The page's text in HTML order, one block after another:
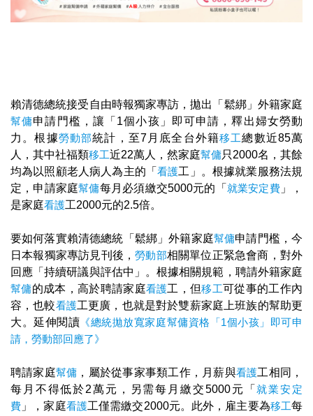
賴清德總統接受自由時報獨家專訪，拋出「鬆綁」外籍家庭
幫傭申請門檻，讓「1個小孩」即可申請，釋出婦女勞動
力。根據勞動部統計，至7月底全台外籍移工總數近85萬
人，其中社福類移工近22萬人，然家庭幫傭只2000名，其餘
均為以照顧老人病人為主的「看護工」。根據就業服務法規
定，申請家庭幫傭每月必須繳交5000元的「 就業安定費」，
是家庭看護工2000元的2.5倍。
要如何落實賴清德總統「鬆綁」外籍家庭幫傭申請門檻，今
日本報獨家專訪見刊後，勞動部相關單位正緊急會商，對外
回應「持續研議與評估中」。根據相關規範，聘請外籍家庭
幫傭的成本，高於聘請家庭看護工，但移工可從事的工作內
容，也較看護工更廣，也就是對於雙薪家庭上班族的幫助更
大。延伸閱讀 《總統拋放寬家庭幫傭資格「1個小孩」即可申
請，勞動部回應了》
聘請家庭幫傭 ，屬於從事家事類工作，月薪與看護工相同，
每月不得低於2萬元，另需每月繳交5000元「就業安定
費 」，家庭看護工僅需繳交2000元。此外，雇主要為移工每